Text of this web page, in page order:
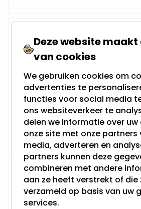
Hoogte: 180 cm
Geïntegreerde lamp
Werkt op solar
Voorzien van
Op voorraad,
Vandaag verzonden
Solar Priklamp
Deze website
van cookies
We gebruiken cookies om
advertenties te
functies voor social media
ons websiteverkeer te
delen we informatie over uw
onze site met onze partners
media, adverteren en
partners kunnen deze
combineren met andere
aan ze heeft verstrekt of die
verzameld op basis van uw
services.